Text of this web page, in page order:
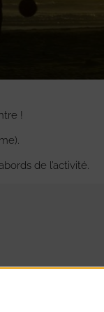
!
de l’activité.